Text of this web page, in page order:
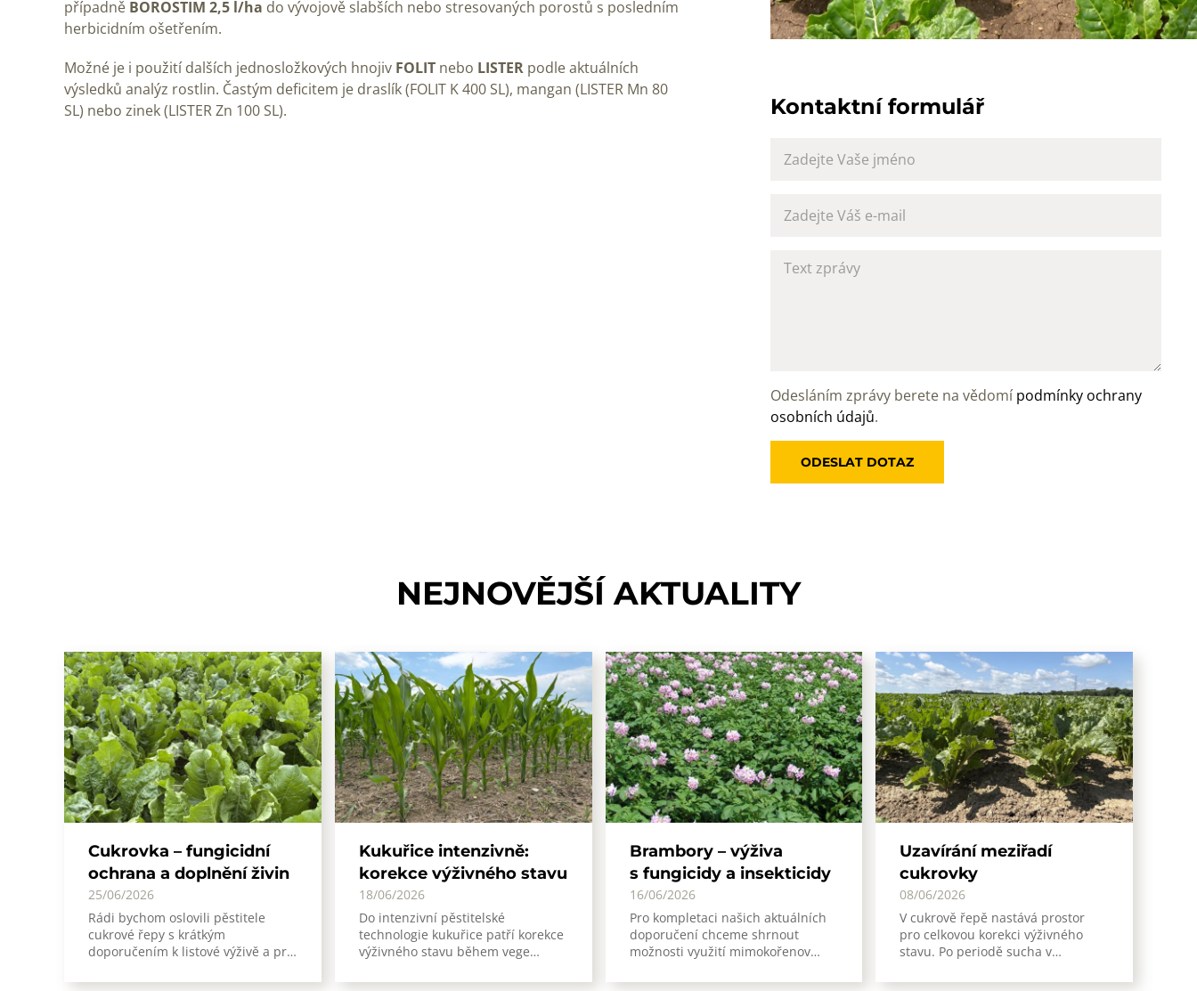
případně BOROSTIM 2,5 l/ha do vývojově slabších nebo stresovaných porostů s posledním
herbicidním ošetřením.
Možné je i použití dalších jednosložkových hnojiv FOLIT nebo LISTER podle aktuálních
výsledků analýz rostlin. Častým deficitem je draslík (FOLIT K 400 SL), mangan (LISTER Mn 80
SL) nebo zinek (LISTER Zn 100 SL).
Kontaktní formulář
Odesláním zprávy berete na vědomí podmínky ochrany
osobních údajů.
NEJNOVĚJŠÍAKTUALITY
Cukrovka – fungicidní
ochrana a doplnění živin
25/06/2026
Rádi bychom oslovili pěstitele
cukrové řepy s krátkým
doporučením k listové výživě a pr…
Kukuřice intenzivně:
korekce výživného stavu
18/06/2026
Do intenzivní pěstitelské
technologie kukuřice patří korekce
výživného stavu během vege…
Brambory – výživa
s fungicidy a insekticidy
16/06/2026
Pro kompletaci našich aktuálních
doporučení chceme shrnout
možnosti využití mimokořenov…
Uzavírání meziřadí
cukrovky
08/06/2026
V cukrově řepě nastává prostor
pro celkovou korekci výživného
stavu. Po periodě sucha v…